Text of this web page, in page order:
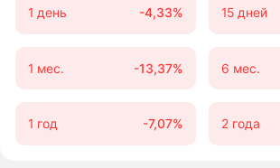
1 день -4,33% 15 дней
1 мес. -13,37% 6 мес.
1 год -7,07% 2 года